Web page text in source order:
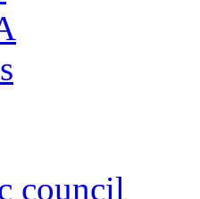
council